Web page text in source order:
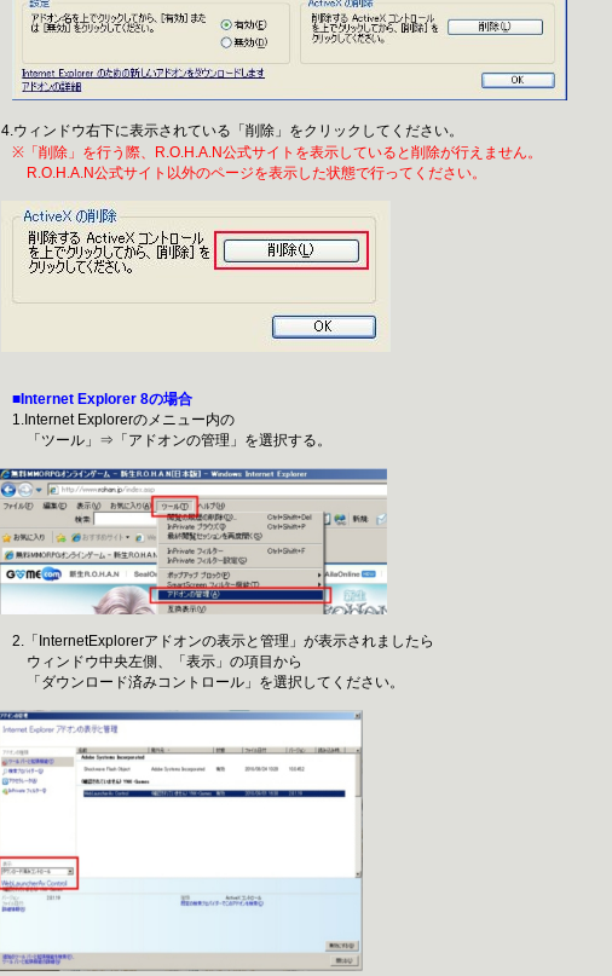
4.ウィンドウ右下に表示されている「削除」をクリックしてください。
※「削除」を行う際、R.O.H.A.N公式サイトを表示していると削除が行えません。
R.O.H.A.N公式サイト以外のページを表示した状態で行ってください。
■Internet Explorer 8の場合
1.Internet Explorerのメニュー内の
「ツール」⇒「アドオンの管理」を選択する。
2.「InternetExplorerアドオンの表示と管理」が表示されましたら
ウィンドウ中央左側、「表示」の項目から
「ダウンロード済みコントロール」を選択してください。